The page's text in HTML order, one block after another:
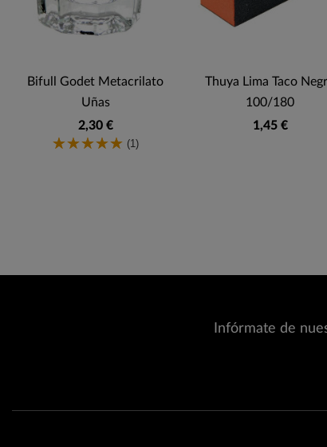
Bifull Godet Metacrilato
Uñas
2,30 €
(1)
Thuya Lima Taco
100/180
1,45 €
Infórmate de